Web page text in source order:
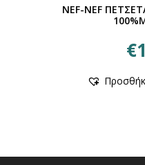
NEF-NEF
€